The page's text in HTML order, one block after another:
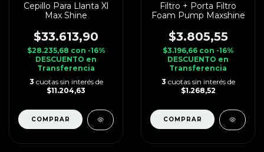
Cepillo Para Llanta Xl
Max Shine
$33.613,90
$28.235,68 con -16%
DESCUENTO en
Transferencia
3 cuotas sin interés de
$11.204,63
Filtro + Porta Filtro
Foam Pump Maxshine
$3.805,55
$3.196,66 con -16%
DESCUENTO en
Transferencia
3 cuotas sin interés de
$1.268,52